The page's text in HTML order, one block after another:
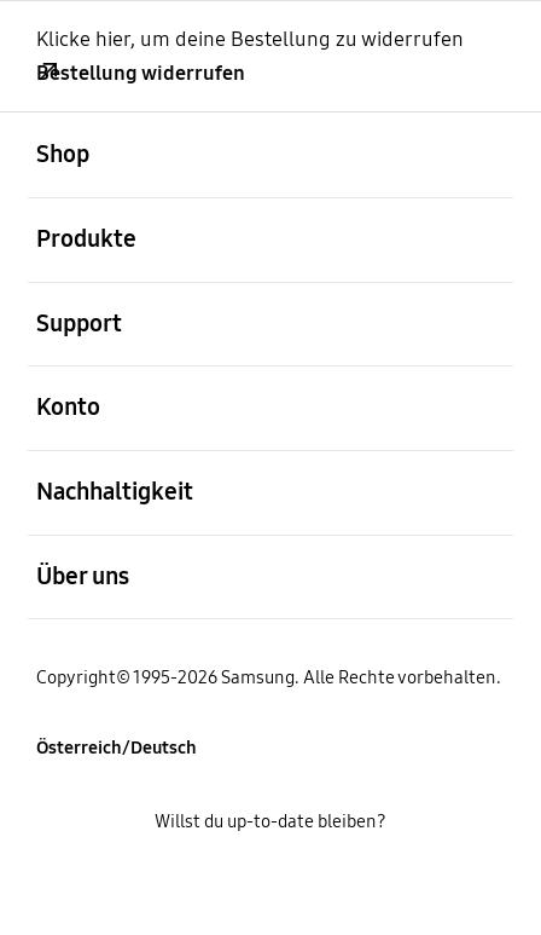
Klicke hier, um deine Bestellung zu widerrufen
Bestellung widerrufen
Shop
Produkte
Support
Konto
Nachhaltigkeit
Über uns
Copyright© 1995-2026 Samsung. Alle Rechte vorbehalten.
Österreich/Deutsch
Willst du up-to-date bleiben?